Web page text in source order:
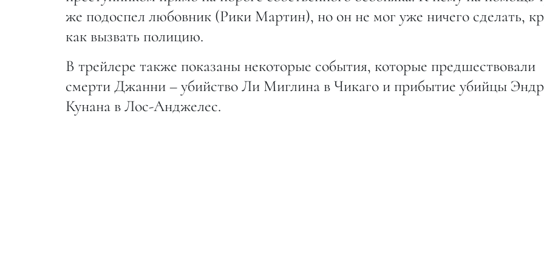
же подоспел любовник (Рики Мартин), но он не мог уже ничего сделать,
как вызвать полицию.
В трейлере также показаны некоторые события, которые предшествовали
смерти Джанни – убийство Ли Миглина в Чикаго и прибытие убийцы
Кунана в Лос-Анджелес.